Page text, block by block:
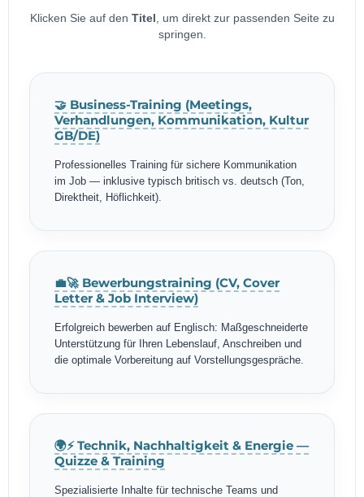
Klicken Sie auf den Titel , um direkt zur passenden Seite zu
springen.
🤝 Business-Training (Meetings,
Verhandlungen, Kommunikation, Kultur
GB/DE)
Professionelles Training für sichere Kommunikation
im Job — inklusive typisch britisch vs. deutsch (Ton,
Direktheit, Höflichkeit).
💼🚀 Bewerbungstraining (CV, Cover
Letter & Job Interview)
Erfolgreich bewerben auf Englisch: Maßgeschneiderte
Unterstützung für Ihren Lebenslauf, Anschreiben und
die optimale Vorbereitung auf Vorstellungsgespräche.
🌍⚡ Technik, Nachhaltigkeit & Energie —
Quizze & Training
Spezialisierte Inhalte für technische Teams und